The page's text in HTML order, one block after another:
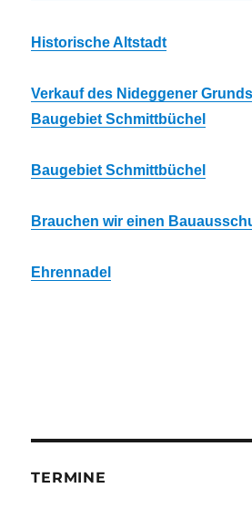
Historische Altstadt
Verkauf des Nideggener
Baugebiet Schmittbüchel
Baugebiet Schmittbüchel
Brauchen wir einen
Ehrennadel
TERMINE